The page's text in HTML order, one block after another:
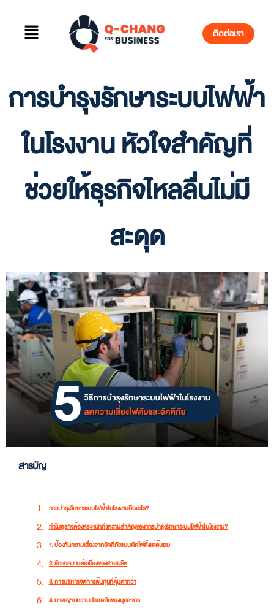
ติดต่อเรา
การบำรุงรักษาระบบไฟฟ้า
ในโรงงาน หัวใจสำคัญที่
ช่วยให้ธุรกิจไหลลื่นไม่มี
สะดุด
สารบัญ
การบำรุงรักษาระบบไฟฟ้าในโรงงานคืออะไร?
ทำไมธุรกิจต้องตระหนักถึงความสำคัญของการบำรุงรักษาระบบไฟฟ้าในโรงงาน?
1. ป้องกันความเสี่ยงจากอัคคีภัยแบบตัดไฟตั้งแต่ต้นลม
2. รักษาความต่อเนื่องของสายผลิต
3. การบริหารจัดการต้นทุนที่คุ้มค่ากว่า
4. มาตรฐานความปลอดภัยของบุคลากร